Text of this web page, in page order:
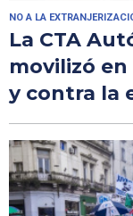
NO A LA
La CTA
movilizó
y contra la